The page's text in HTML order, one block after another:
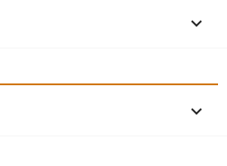

